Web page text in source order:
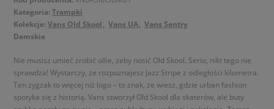
Kategoria:Trampki
Kolekcje:Vans Old Skool Vans UA Vans Sentry
Damskie
Nie musisz umieć zrobić ollie, żeby nosić Old Skool. Serio, nikt tego nie
sprawdza! Wystarczy, że rozpoznajesz Jazz Stripe z odległości kilometra.
Ten zygzak to więcej niż logo – to znak, że wiesz, gdzie urban fashion
spotyka się z historią. Vans stworzył Old Skool dla skaterów, ale buty